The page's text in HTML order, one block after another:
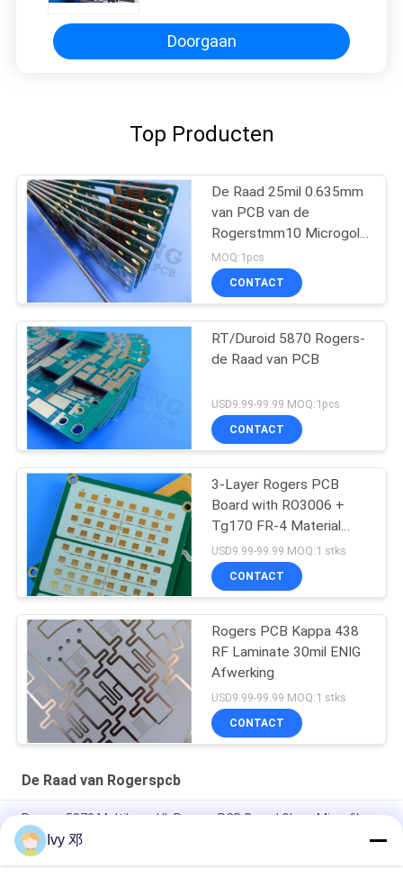
Doorgaan
Top Producten
De Raad 25mil 0.635mm
van PCB van de
Rogerstmm10 Microgolf
voor Diëlektrische
Polarisators
MOQ:1pcs
CONTACT
RT/Duroid 5870 Rogers-
de Raad van PCB
USD9.99-99.99 MOQ:1pcs
CONTACT
3-Layer Rogers PCB
Board with RO3006 +
Tg170 FR-4 Material
0.86mm Thickness and
98mm x 30mm Size
USD9.99-99.99 MOQ:1 stks
CONTACT
Rogers PCB Kappa 438
RF Laminate 30mil ENIG
Afwerking
USD9.99-99.99 MOQ:1 stks
CONTACT
De Raad van Rogerspcb
Rogers 5870 Multilayer UL Rogers PCB Board Glass Microfiber
Versterkt PTFE
RT-duroïde 5880 PCB's met hoge frequentie
Ivy 邓